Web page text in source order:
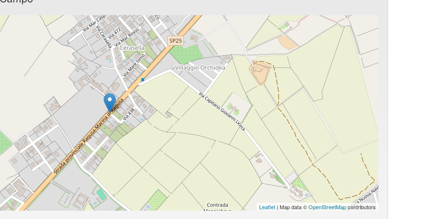
Leaflet | Map data ©OpenStreetMapcontributors